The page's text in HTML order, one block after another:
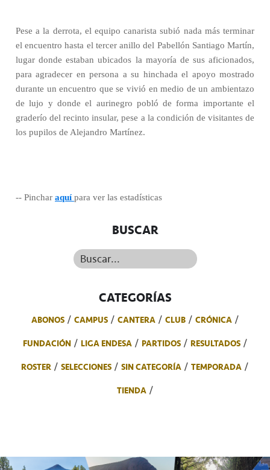
Pese a la derrota, el equipo canarista subió nada más terminar
el encuentro hasta el tercer anillo del Pabellón Santiago Martín,
lugar donde estaban ubicados la mayoría de sus aficionados,
para agradecer en persona a su hinchada el apoyo mostrado
durante un encuentro que se vivió en medio de un ambientazo
de lujo y donde el aurinegro pobló de forma importante el
graderío del recinto insular, pese a la condición de visitantes de
los pupilos de Alejandro Martínez.
-- Pinchar aquípara ver las estadísticas
BUSCAR
Buscar...
CATEGORÍAS
ABONOS CAMPUS CANTERA CLUB
CRÓNICA
FUNDACIÓN
LIGA ENDESA PARTIDOS
RESULTADOS
ROSTER
SELECCIONES SIN CATEGORÍA
TEMPORADA
TIENDA